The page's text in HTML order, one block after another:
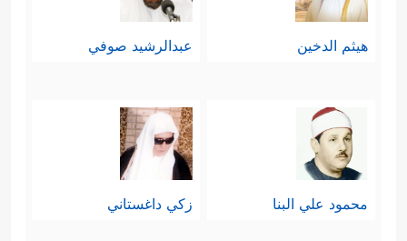
هيثم الدخين عبدالرشيد صوفي
محمود علي البنا زكي داغستاني